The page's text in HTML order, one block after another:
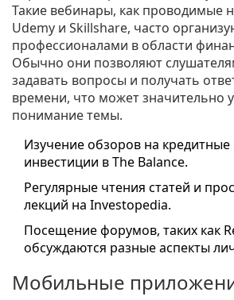
Такие вебинары, как проводимые
Udemy и Skillshare, часто
профессионалами в области
Обычно они позволяют
задавать вопросы и получать
времени, что может значительно
понимание темы.
Изучение обзоров на кредитные
инвестиции в The Balance.
Регулярные чтения статей и
лекций на Investopedia.
Посещение форумов, таких как
обсуждаются разные аспекты
Мобильные